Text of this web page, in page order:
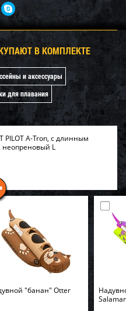
В КОМПЛЕКТЕ
и аксессуары
для плавания
PILOT A-Tron, с длинным
неопреновый L
"банан" Otter